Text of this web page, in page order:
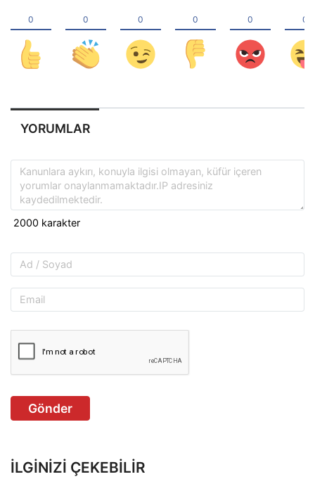
YORUMLAR
Gönder
İLGINIZI ÇEKEBILIR